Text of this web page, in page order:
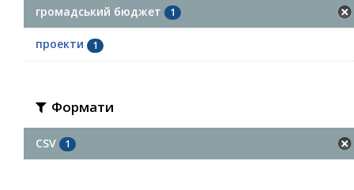
громадський бюджет 1
проекти 1
Формати
CSV 1